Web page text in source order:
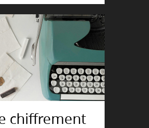
chiffrement